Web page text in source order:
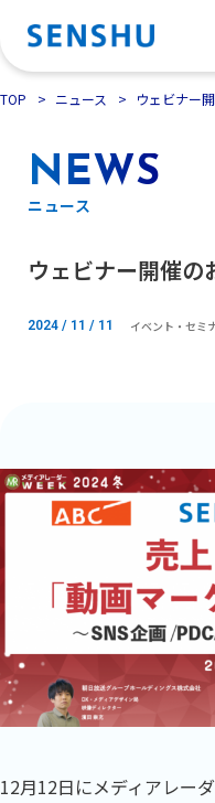
TOP ニュース ウェビナー
NEWS
ニュース
ウェビナー開催の
2024 / 11 / 11 イベント・セミ
12月12日にメディアレー